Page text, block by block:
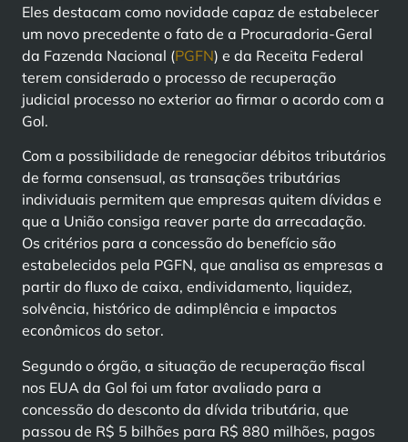
Eles destacam como novidade capaz de estabelecer
um novo precedente o fato de a Procuradoria-Geral
da Fazenda Nacional (PGFN) e da Receita Federal
terem considerado o processo de recuperação
judicial processo no exterior ao firmar o acordo com a
Gol.
Com a possibilidade de renegociar débitos tributários
de forma consensual, as transações tributárias
individuais permitem que empresas quitem dívidas e
que a União consiga reaver parte da arrecadação.
Os critérios para a concessão do benefício são
estabelecidos pela PGFN, que analisa as empresas a
partir do fluxo de caixa, endividamento, liquidez,
solvência, histórico de adimplência e impactos
econômicos do setor.
Segundo o órgão, a situação de recuperação fiscal
nos EUA da Gol foi um fator avaliado para a
concessão do desconto da dívida tributária, que
passou de R$ 5 bilhões para R$ 880 milhões, pagos